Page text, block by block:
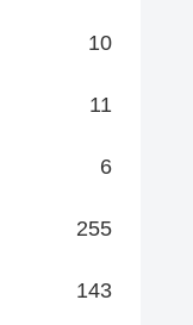
10
11
6
255
143